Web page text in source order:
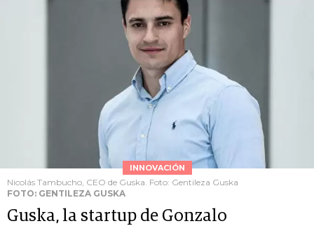
INNOVACIÓN
Nicolás Tambucho, CEO de Guska. Foto: Gentileza Guska
FOTO: GENTILEZA GUSKA
Guska, la startup de Gonzalo